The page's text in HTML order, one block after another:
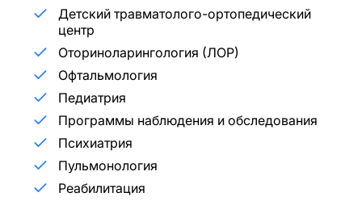
Детский травматолого-ортопедический
центр
Оториноларингология (ЛОР)
Офтальмология
Педиатрия
Программы наблюдения и обследования
Психиатрия
Пульмонология
Реабилитация